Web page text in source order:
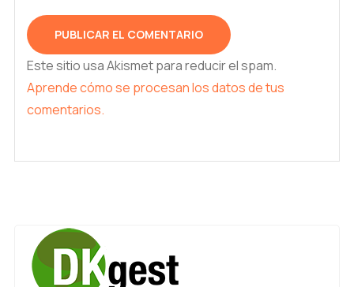
Este sitio usa Akismet para reducir el spam.
Aprende cómo se procesan los datos de tus
comentarios.